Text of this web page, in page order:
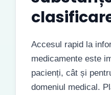
Accesul rapid la
medicamente este
pacienți, cât și
domeniul medical.